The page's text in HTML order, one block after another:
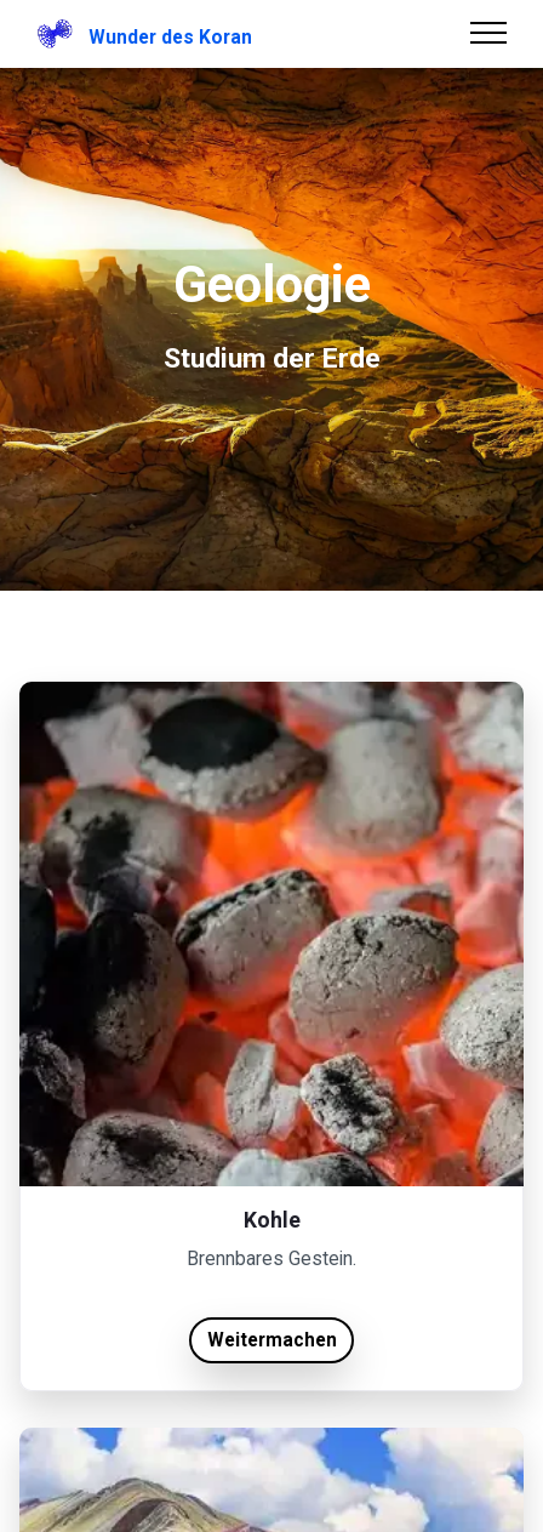
Wunder des Koran
Geologie
Studium der Erde
Kohle
Brennbares Gestein.
Weitermachen